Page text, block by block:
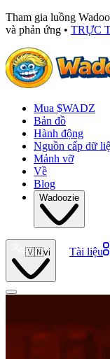
Tham gia luồng
và phản ứng • TRỰC
Mua $WADZ
Bản đồ
Hành động
Nguồn cấp dữ
Mảnh vỡ
Về
Blog
Wadoozie
🇻🇳vi Tài liệu